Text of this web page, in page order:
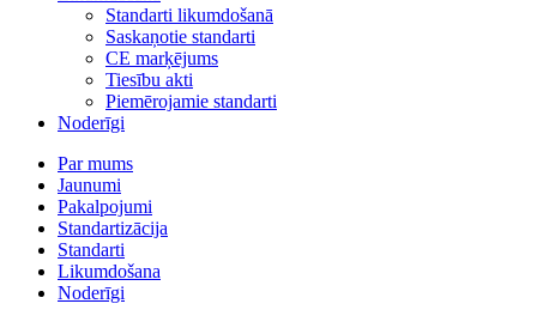
Standarti likumdošanā
Saskaņotie standarti
CE marķējums
Tiesību akti
Piemērojamie standarti
Noderīgi
Par mums
Jaunumi
Pakalpojumi
Standartizācija
Standarti
Likumdošana
Noderīgi